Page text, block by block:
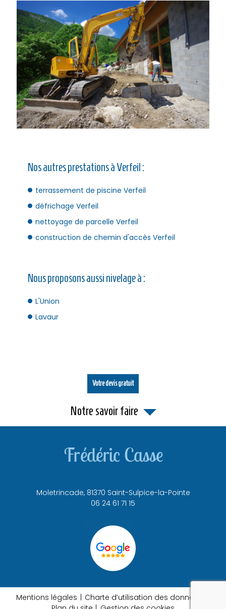
Nos autres prestations à Verfeil :
terrassement de piscine Verfeil
défrichage Verfeil
nettoyage de parcelle Verfeil
construction de chemin d'accès Verfeil
Nous proposons aussi nivelage à :
L'Union
Lavaur
Votre devis gratuit
Notre savoir faire
Moletrincade, 81370 Saint-Sulpice-la-Pointe
06 24 61 71 15
Mentions légales
Charte d’utilisation des données